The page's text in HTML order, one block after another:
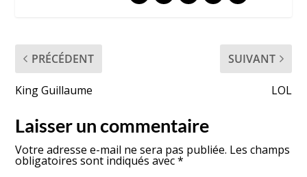
PRÉCÉDENT
King Guillaume
SUIVANT
LOL
Laisser un commentaire
Votre adresse e-mail ne sera pas publiée. Les champs
obligatoires sont indiqués avec*